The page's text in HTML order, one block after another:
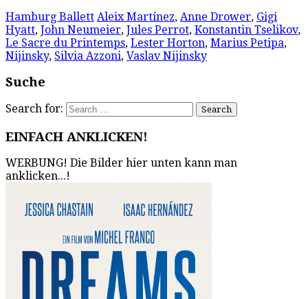
Hamburg Ballett Aleix Martínez, Anne Drower, Gigi
Hyatt, John Neumeier, Jules Perrot, Konstantin Tselikov,
Le Sacre du Printemps, Lester Horton, Marius Petipa,
Nijinsky, Silvia Azzoni, Vaslav Nijinsky
Suche
Search for:
EINFACH ANKLICKEN!
WERBUNG! Die Bilder hier unten kann man
anklicken...!